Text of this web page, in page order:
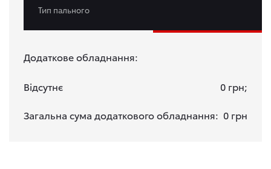
Тип пального
Додаткове обладнання:
Відсутнє 0 грн;
Загальна сума додаткового обладнання: 0 грн